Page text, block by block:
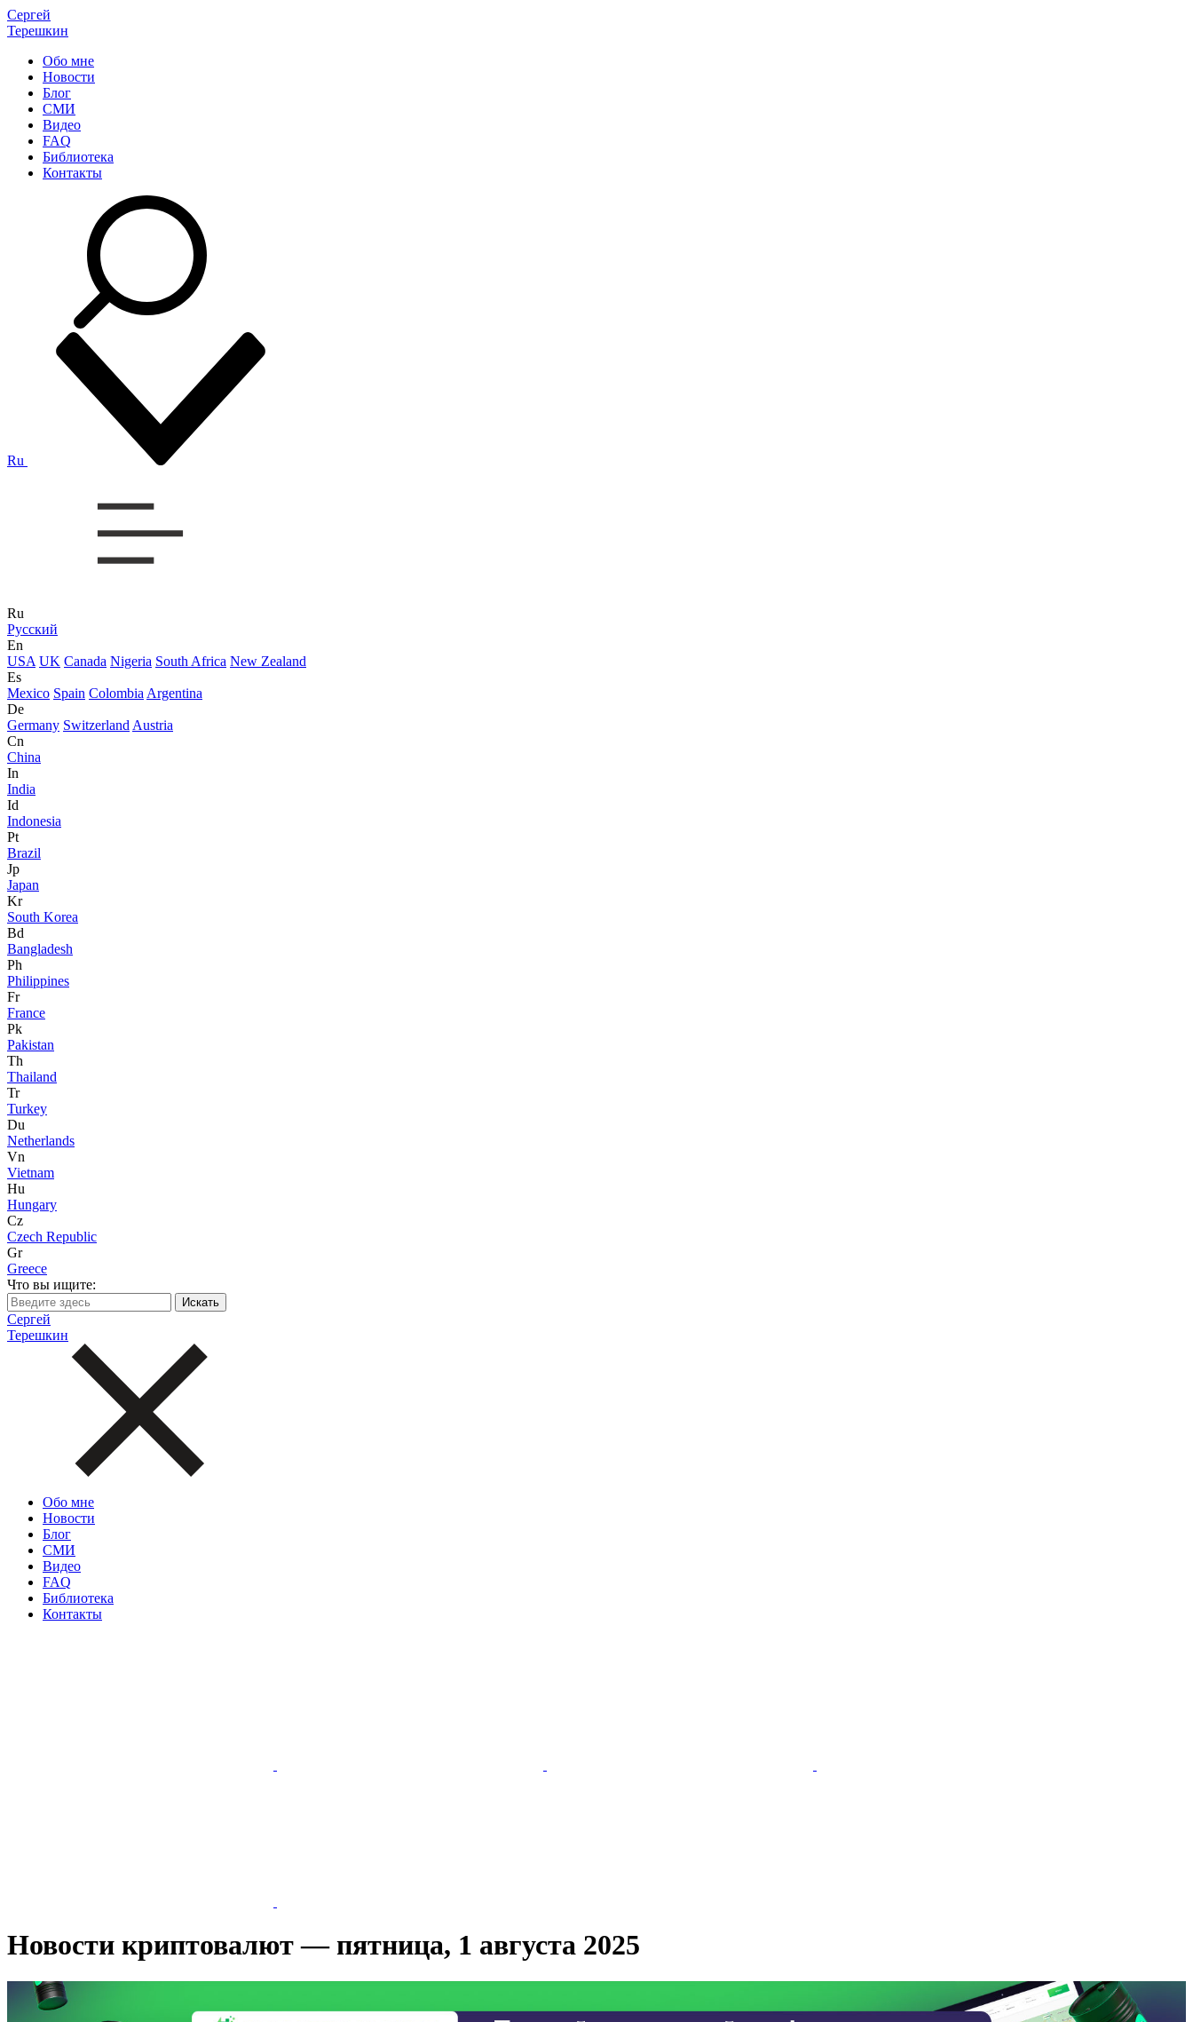
Сергей
Терешкин
Обо мне
Новости
Блог
СМИ
Видео
FAQ
Библиотека
Контакты
Ru
Ru
Русский
En
USA UK Canada Nigeria South Africa New Zealand
Es
Mexico Spain Colombia Argentina
De
Germany Switzerland Austria
Cn
China
In
India
Id
Indonesia
Pt
Brazil
Jp
Japan
Kr
South Korea
Bd
Bangladesh
Ph
Philippines
Fr
France
Pk
Pakistan
Th
Thailand
Tr
Turkey
Du
Netherlands
Vn
Vietnam
Hu
Hungary
Cz
Czech Republic
Gr
Greece
Что вы ищите:
Сергей
Терешкин
Обо мне
Новости
Блог
СМИ
Видео
FAQ
Библиотека
Контакты
Новости криптовалют — пятница, 1 августа 2025